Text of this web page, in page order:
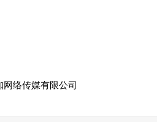
网络传媒有限公司